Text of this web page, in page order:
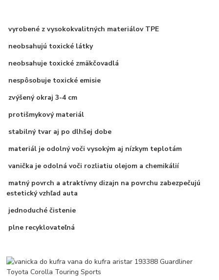
vyrobené z vysokokvalitných materiálov TPE
neobsahujú toxické látky
neobsahuje toxické zmäkčovadlá
nespôsobuje toxické emisie
zvýšený okraj 3-4 cm
protišmykový materiál
stabilný tvar aj po dlhšej dobe
materiál je odolný voči vysokým aj nízkym teplotám
vanička je odolná voči rozliatiu olejom a chemikálií
matný povrch a atraktívny dizajn na povrchu zabezpečujú
estetický vzhľad auta
jednoduché čistenie
plne recyklovateľná